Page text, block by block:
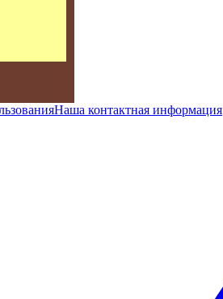
Наша контактная информация